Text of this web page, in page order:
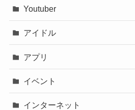
Youtuber
アイドル
アプリ
イベント
インターネット